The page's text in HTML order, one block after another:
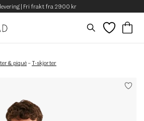
levering | Fri frakt fra 2900 kr
& piqué –T-skjorter